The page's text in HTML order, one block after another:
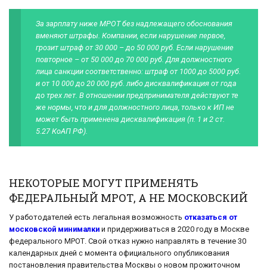
За зарплату ниже МРОТ без надлежащего обоснования
вменяют штрафы. Компании, если нарушение первое,
грозит штраф от 30 000 – до 50 000 руб. Если нарушение
повторное – от 50 000 до 70 000 руб. Для должностного
лица санкции соответственно: штраф от 1000 до 5000 руб.
и от 10 000 до 20 000 руб. либо дисквалификация от года
до трех лет. В отношении предпринимателя действуют те
же нормы, что и для должностного лица, только к ИП не
может быть применена дисквалификация (п. 1 и 2 ст.
5.27 КоАП РФ).
НЕКОТОРЫЕ МОГУТ ПРИМЕНЯТЬ
ФЕДЕРАЛЬНЫЙ МРОТ, А НЕ МОСКОВСКИЙ
У работодателей есть легальная возможность отказаться от
московской минималки и придерживаться в 2020 году в Москве
федерального МРОТ. Свой отказ нужно направлять в течение 30
календарных дней с момента официального опубликования
постановления правительства Москвы о новом прожиточном